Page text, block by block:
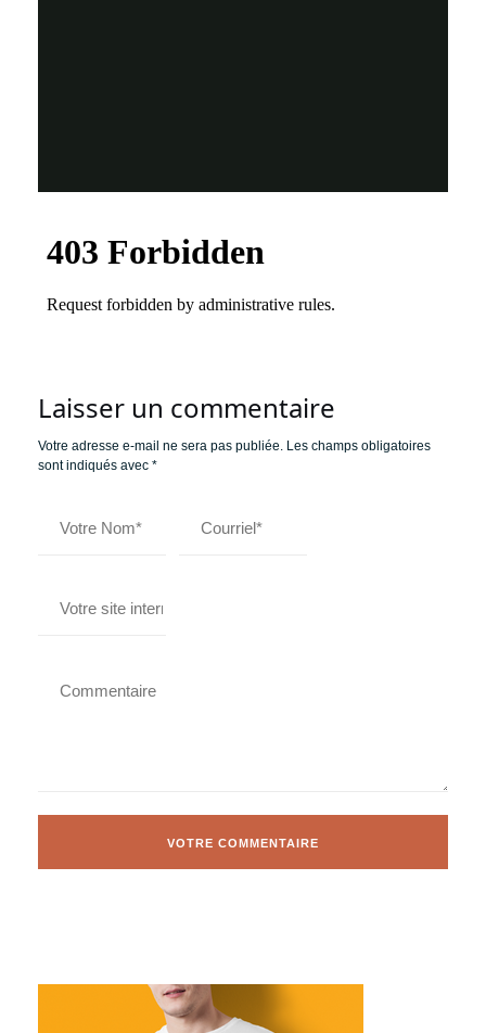
Laisser un commentaire
Votre adresse e-mail ne sera pas publiée. Les champs obligatoires
sont indiqués avec *